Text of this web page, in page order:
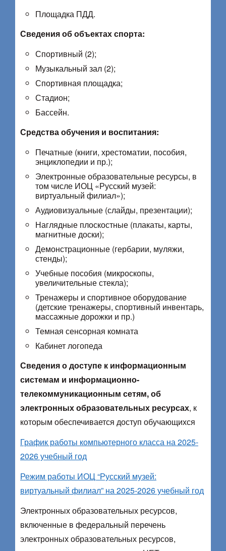
Площадка ПДД.
Сведения об объектах спорта:
Спортивный (2);
Музыкальный зал (2);
Спортивная площадка;
Стадион;
Бассейн.
Средства обучения и воспитания:
Печатные (книги, хрестоматии, пособия,
энциклопедии и пр.);
Электронные образовательные ресурсы, в
том числе ИОЦ «Русский музей:
виртуальный филиал»);
Аудиовизуальные (слайды, презентации);
Наглядные плоскостные (плакаты, карты,
магнитные доски);
Демонстрационные (гербарии, муляжи,
стенды);
Учебные пособия (микроскопы,
увеличительные стекла);
Тренажеры и спортивное оборудование
(детские тренажеры, спортивный инвентарь,
массажные дорожки и пр.)
Темная сенсорная комната
Кабинет логопеда
Сведения о доступе к информационным
системам и информационно-
телекоммуникационным сетям, об
электронных образовательных ресурсах, к
которым обеспечивается доступ обучающихся
График работы компьютерного класса на 2025-
2026 учебный год
Режим работы ИОЦ “Русский музей:
виртуальный филиал” на 2025-2026 учебный год
Электронных образовательных ресурсов,
включенные в федеральный перечень
электронных образовательных ресурсов,